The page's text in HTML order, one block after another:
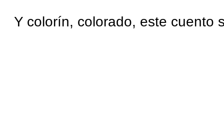
Y colorín, colorado, este cuento